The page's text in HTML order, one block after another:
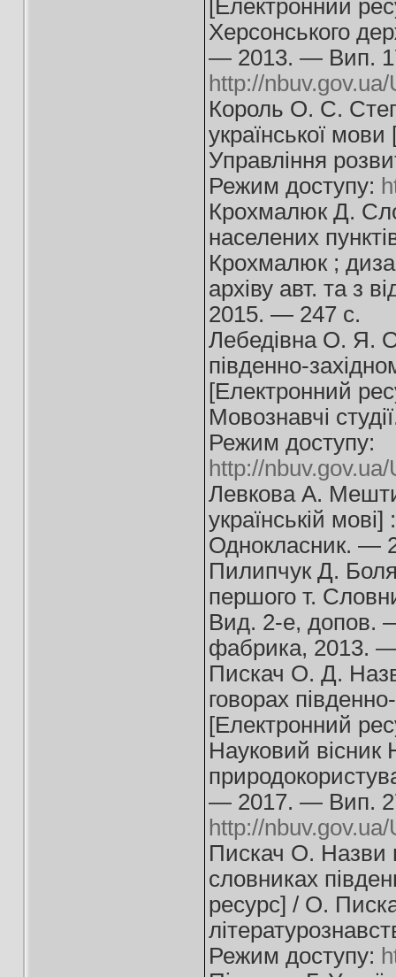
[Електронний
Херсонського
— 2013. — Вип.
http://
Король О. С.
української
Управління
Режим доступу:
Крохмалюк Д.
населених
Крохмалюк ;
архіву авт. та з
2015. — 247 с.
Лебедівна О. Я.
південно-
[Електронний
Мовознавчі
Режим доступу:
http://
Левкова А.
українській
Однокласник.
Пилипчук Д.
першого т.
Вид. 2-е, допов.
фабрика, 2013.
Пискач О. Д.
говорах
[Електронний
Науковий вісник
— 2017. — Вип.
http://
Пискач О. Назви
словниках
ресурс] / О.
Режим доступу: